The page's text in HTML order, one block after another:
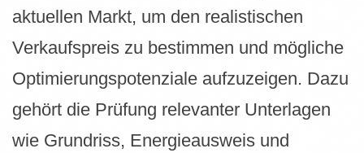
aktuellen Markt, um den realistischen
Verkaufspreis zu bestimmen und mögliche
Optimierungspotenziale aufzuzeigen. Dazu
gehört die Prüfung relevanter Unterlagen
wie Grundriss, Energieausweis und